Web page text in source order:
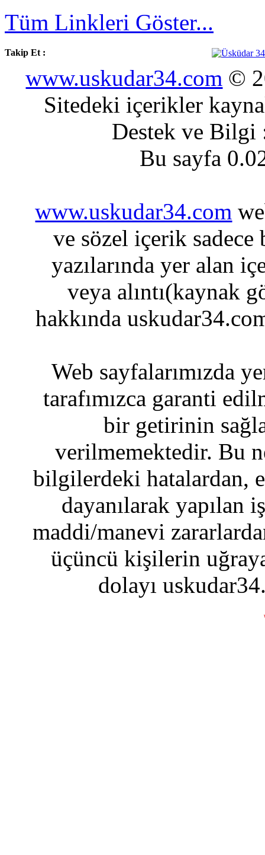
Tüm Linkleri Göster...
Takip Et :
www.uskudar34.com ©
Sitedeki içerikler
Destek ve
Bu sayfa
www.uskudar34.com
ve sözel içerik sadece
yazılarında yer alan
veya alıntı(kaynak
hakkında
Web sayfalarımızda
tarafımızca garanti
bir getirinin
verilmemektedir. Bu
bilgilerdeki hatalardan,
dayanılarak yapılan
maddi/manevi
üçüncü kişilerin
dolayı